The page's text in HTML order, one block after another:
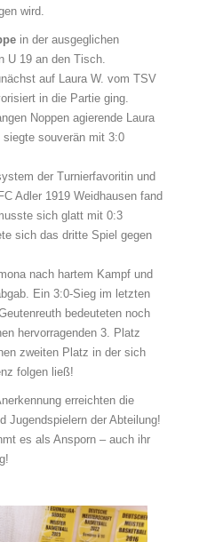
wird.
in der ausgeglichen
U 19 an den Tisch.
auf Laura W. vom TSV
in die Partie ging.
Noppen agierende Laura
souverän mit 3:0
der Turnierfavoritin und
Adler 1919 Weidhausen fand
sich glatt mit 0:3
sich das dritte Spiel gegen
nach hartem Kampf und
Ein 3:0-Sieg im letzten
bedeuteten noch
hervorragenden 3. Platz
zweiten Platz in der sich
folgen ließ!
erreichten die
Jugendspielern der Abteilung!
es als Ansporn – auch ihr